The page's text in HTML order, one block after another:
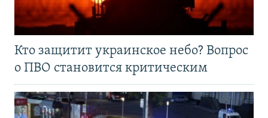
Кто защитит украинское небо? Вопрос
о ПВО становится критическим